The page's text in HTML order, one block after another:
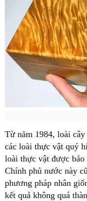
Từ năm 1984, loài
các loài thực vật quý
loài thực vật được bảo
Chính phủ nước này
phương pháp nhân
kết quả không quá